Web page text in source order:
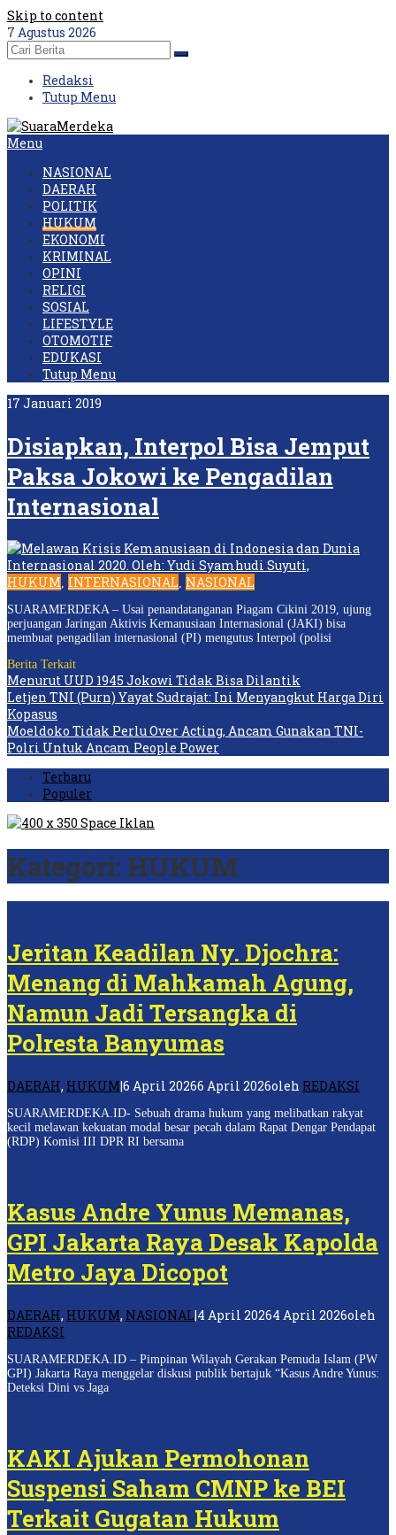
Skip to content
7 Agustus 2026
Redaksi
Tutup Menu
Menu
NASIONAL
DAERAH
POLITIK
HUKUM
EKONOMI
KRIMINAL
OPINI
RELIGI
SOSIAL
LIFESTYLE
OTOMOTIF
EDUKASI
Tutup Menu
17 Januari 2019
Disiapkan, Interpol Bisa Jemput
Paksa Jokowi ke Pengadilan
Internasional
HUKUM, INTERNASIONAL, NASIONAL
SUARAMERDEKA – Usai penandatanganan Piagam Cikini 2019, ujung
perjuangan Jaringan Aktivis Kemanusiaan Internasional (JAKI) bisa
membuat pengadilan internasional (PI) mengutus Interpol (polisi
Berita Terkait
Menurut UUD 1945 Jokowi Tidak Bisa Dilantik
Letjen TNI (Purn) Yayat Sudrajat: Ini Menyangkut Harga Diri
Kopasus
Moeldoko Tidak Perlu Over Acting, Ancam Gunakan TNI-
Polri Untuk Ancam People Power
Terbaru
Populer
Kategori: HUKUM
Jeritan Keadilan Ny. Djochra:
Menang di Mahkamah Agung,
Namun Jadi Tersangka di
Polresta Banyumas
DAERAH, HUKUM|6 April 20266 April 2026oleh REDAKSI
SUARAMERDEKA.ID- Sebuah drama hukum yang melibatkan rakyat
kecil melawan kekuatan modal besar pecah dalam Rapat Dengar Pendapat
(RDP) Komisi III DPR RI bersama
Kasus Andre Yunus Memanas,
GPI Jakarta Raya Desak Kapolda
Metro Jaya Dicopot
DAERAH, HUKUM, NASIONAL|4 April 20264 April 2026oleh
REDAKSI
SUARAMERDEKA.ID – Pimpinan Wilayah Gerakan Pemuda Islam (PW
GPI) Jakarta Raya menggelar diskusi publik bertajuk “Kasus Andre Yunus:
Deteksi Dini vs Jaga
KAKI Ajukan Permohonan
Suspensi Saham CMNP ke BEI
Terkait Gugatan Hukum